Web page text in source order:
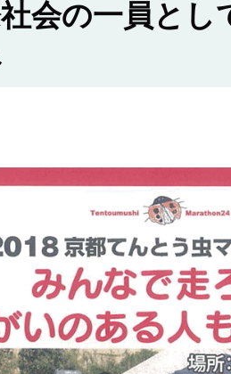
会の一員とし